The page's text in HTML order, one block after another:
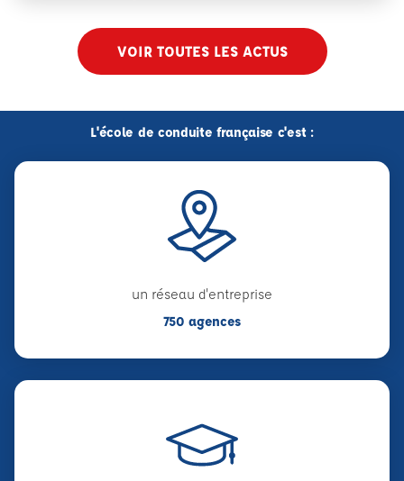
VOIR TOUTES LES ACTUS
L'école de conduite française c'est :
un réseau d'entreprise
750 agences